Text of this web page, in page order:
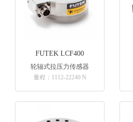
FUTEK LCF400
轮辐式拉压力传感器
量程：1112-22240 N